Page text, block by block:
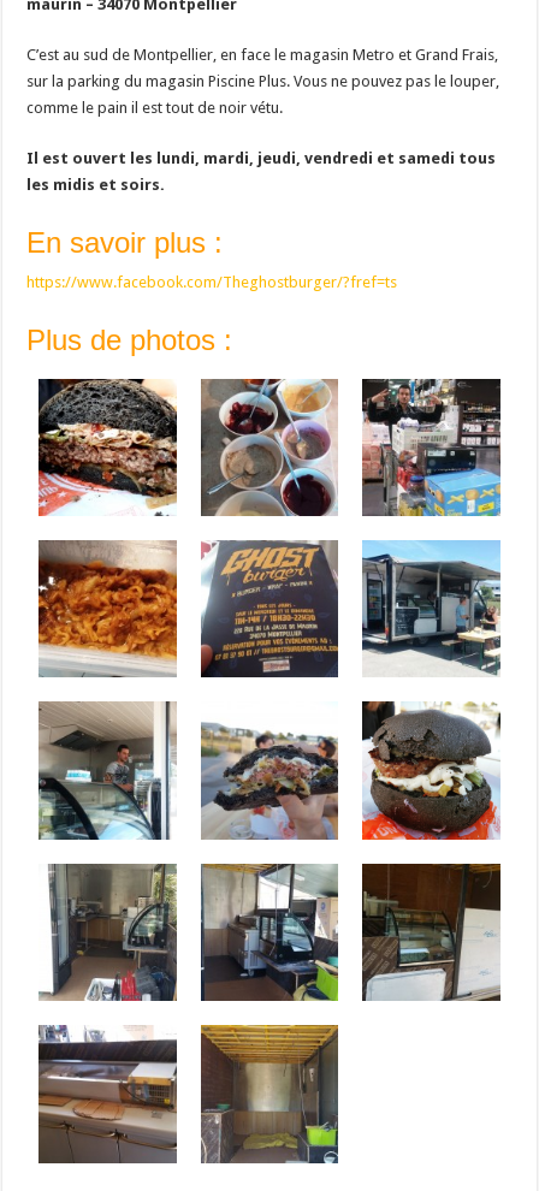
maurin – 34070 Montpellier
C’est au sud de Montpellier, en face le magasin Metro et Grand Frais,
sur la parking du magasin Piscine Plus. Vous ne pouvez pas le louper,
comme le pain il est tout de noir vétu.
Il est ouvert les lundi, mardi, jeudi, vendredi et samedi tous
les midis et soirs.
En savoir plus :
https://www.facebook.com/Theghostburger/?fref=ts
Plus de photos :